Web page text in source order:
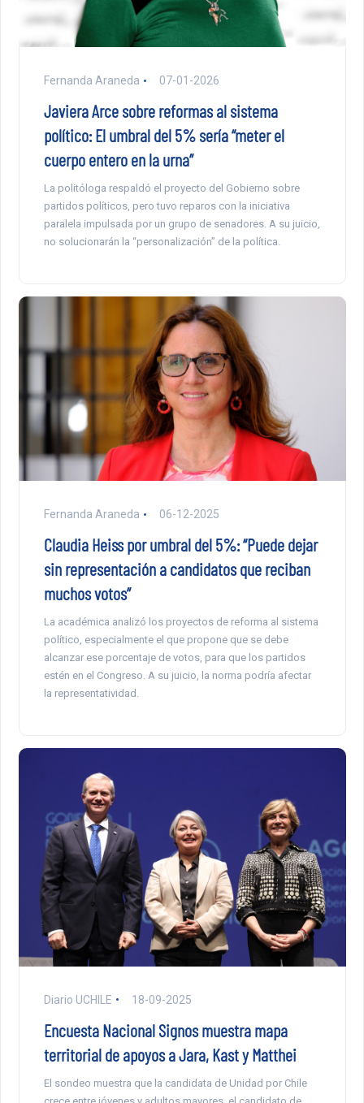
Fernanda Araneda 07-01-2026
Javiera Arce sobre reformas al sistema
político: El umbral del 5% sería “meter el
cuerpo entero en la urna”
La politóloga respaldó el proyecto del Gobierno sobre
partidos políticos, pero tuvo reparos con la iniciativa
paralela impulsada por un grupo de senadores. A su juicio,
no solucionarán la “personalización” de la política.
Fernanda Araneda 06-12-2025
Claudia Heiss por umbral del 5%: “Puede dejar
sin representación a candidatos que reciban
muchos votos”
La académica analizó los proyectos de reforma al sistema
político, especialmente el que propone que se debe
alcanzar ese porcentaje de votos, para que los partidos
estén en el Congreso. A su juicio, la norma podría afectar
la representatividad.
Diario UCHILE 18-09-2025
Encuesta Nacional Signos muestra mapa
territorial de apoyos a Jara, Kast y Matthei
El sondeo muestra que la candidata de Unidad por Chile